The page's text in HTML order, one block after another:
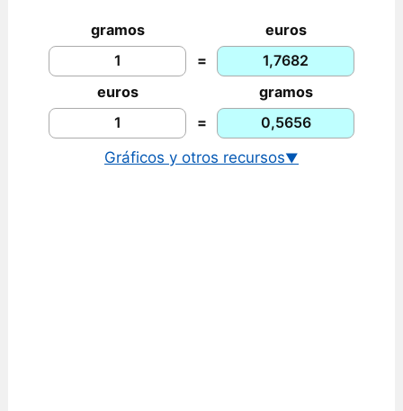
gramos
euros
=
euros
gramos
=
Gráficos y otros recursos▼